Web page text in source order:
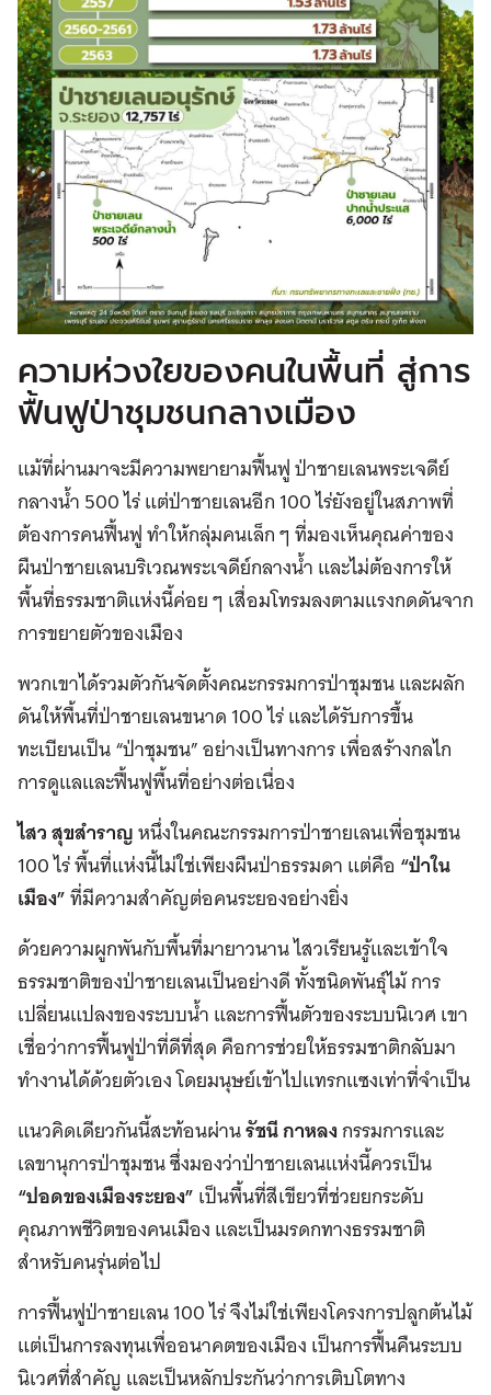
ความห่วงใยของคนในพื้นที่ สู่การ
ฟื้นฟูป่าชุมชนกลางเมือง
แม้ที่ผ่านมาจะมีความพยายามฟื้นฟู ป่าชายเลนพระเจดีย์
กลางน้ำ 500 ไร่ แต่ป่าชายเลนอีก 100 ไร่ยังอยู่ในสภาพที่
ต้องการคนฟื้นฟู ทำให้กลุ่มคนเล็ก ๆ ที่มองเห็นคุณค่าของ
ผืนป่าชายเลนบริเวณพระเจดีย์กลางน้ำ และไม่ต้องการให้
พื้นที่ธรรมชาติแห่งนี้ค่อย ๆ เสื่อมโทรมลงตามแรงกดดันจาก
การขยายตัวของเมือง
พวกเขาได้รวมตัวกันจัดตั้งคณะกรรมการป่าชุมชน และผลัก
ดันให้พื้นที่ป่าชายเลนขนาด 100 ไร่ และได้รับการขึ้น
ทะเบียนเป็น “ป่าชุมชน” อย่างเป็นทางการ เพื่อสร้างกลไก
การดูแลและฟื้นฟูพื้นที่อย่างต่อเนื่อง
ไสว สุขสำราญหนึ่งในคณะกรรมการป่าชายเลนเพื่อชุมชน
100 ไร่ พื้นที่แห่งนี้ไม่ใช่เพียงผืนป่าธรรมดา แต่คือ “ป่าใน
เมือง”ที่มีความสำคัญต่อคนระยองอย่างยิ่ง
ด้วยความผูกพันกับพื้นที่มายาวนาน ไสวเรียนรู้และเข้าใจ
ธรรมชาติของป่าชายเลนเป็นอย่างดี ทั้งชนิดพันธุ์ไม้ การ
เปลี่ยนแปลงของระบบน้ำ และการฟื้นตัวของระบบนิเวศ เขา
เชื่อว่าการฟื้นฟูป่าที่ดีที่สุด คือการช่วยให้ธรรมชาติกลับมา
ทำงานได้ด้วยตัวเอง โดยมนุษย์เข้าไปแทรกแซงเท่าที่จำเป็น
แนวคิดเดียวกันนี้สะท้อนผ่านรัชนี กาหลงกรรมการและ
เลขานุการป่าชุมชน ซึ่งมองว่าป่าชายเลนแห่งนี้ควรเป็น
“ปอดของเมืองระยอง”เป็นพื้นที่สีเขียวที่ช่วยยกระดับ
คุณภาพชีวิตของคนเมือง และเป็นมรดกทางธรรมชาติ
สำหรับคนรุ่นต่อไป
การฟื้นฟูป่าชายเลน 100 ไร่ จึงไม่ใช่เพียงโครงการปลูกต้นไม้
แต่เป็นการลงทุนเพื่ออนาคตของเมือง เป็นการฟื้นคืนระบบ
นิเวศที่สำคัญ และเป็นหลักประกันว่าการเติบโตทาง